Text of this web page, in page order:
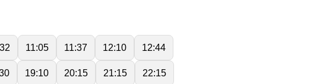
11:05 11:37 12:10 12:44
19:10 20:15 21:15 22:15